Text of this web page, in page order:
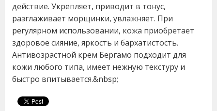
действие. Укрепляет, приводит в тонус,
разглаживает морщинки, увлажняет. При
регулярном использовании, кожа приобретает
здоровое сияние, яркость и бархатистость.
Антивозрастной крем Бергамо подходит для
кожи любого типа, имеет нежную текстуру и
быстро впитывается.&nbsp;